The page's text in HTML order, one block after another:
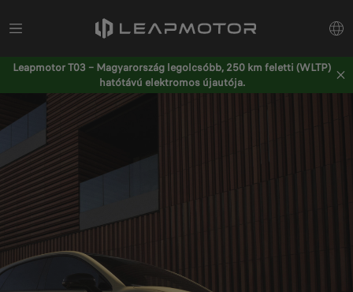
Leapmotor T03 – Magyarország legolcsóbb, 250 km feletti (WLTP)
hatótávú elektromos újautója.